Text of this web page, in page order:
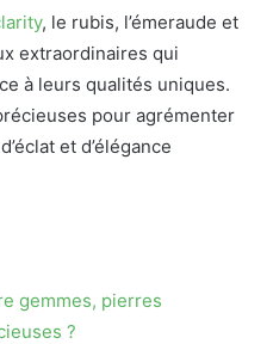
, le rubis, l’émeraude et
extraordinaires qui
à leurs qualités uniques.
pour agrémenter
et d’élégance
gemmes, pierres
?